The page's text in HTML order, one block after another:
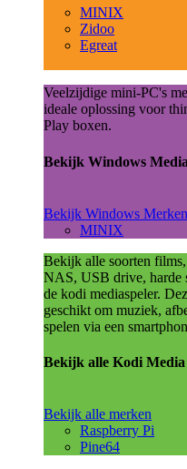
MINIX
Zidoo
Egreat
Veelzijdige mini-PC's
ideale oplossing voor
Play boxen.
Bekijk Windows
Bekijk Windows Merken
MINIX
Bekijk alle soorten
NAS, USB drive, harde
de kodi mediaspeler.
geschikt om muziek,
spelen via een
Bekijk alle Kodi Media
Bekijk alle merken
Raspberry Pi
Pine64